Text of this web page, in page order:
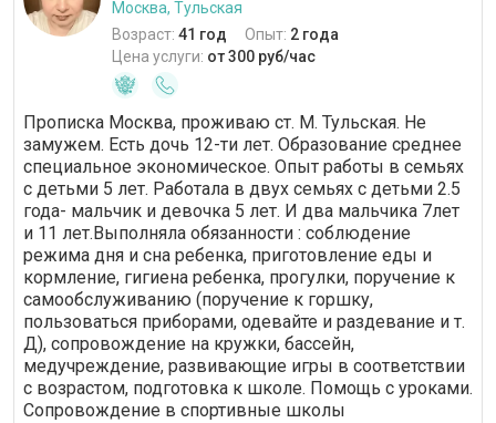
Москва, Тульская
Возраст: 41 год Опыт: 2 года
Цена услуги: от 300 руб/час
Прописка Москва, проживаю ст. М. Тульская. Не
замужем. Есть дочь 12-ти лет. Образование среднее
специальное экономическое. Опыт работы в семьях
с детьми 5 лет. Работала в двух семьях с детьми 2.5
года- мальчик и девочка 5 лет. И два мальчика 7лет
и 11 лет.Выполняла обязанности : соблюдение
режима дня и сна ребенка, приготовление еды и
кормление, гигиена ребенка, прогулки, поручение к
самообслуживанию (поручение к горшку,
пользоваться приборами, одевайте и раздевание и т.
Д), сопровождение на кружки, бассейн,
медучреждение, развивающие игры в соответствии
с возрастом, подготовка к школе. Помощь с уроками.
Сопровождение в спортивные школы